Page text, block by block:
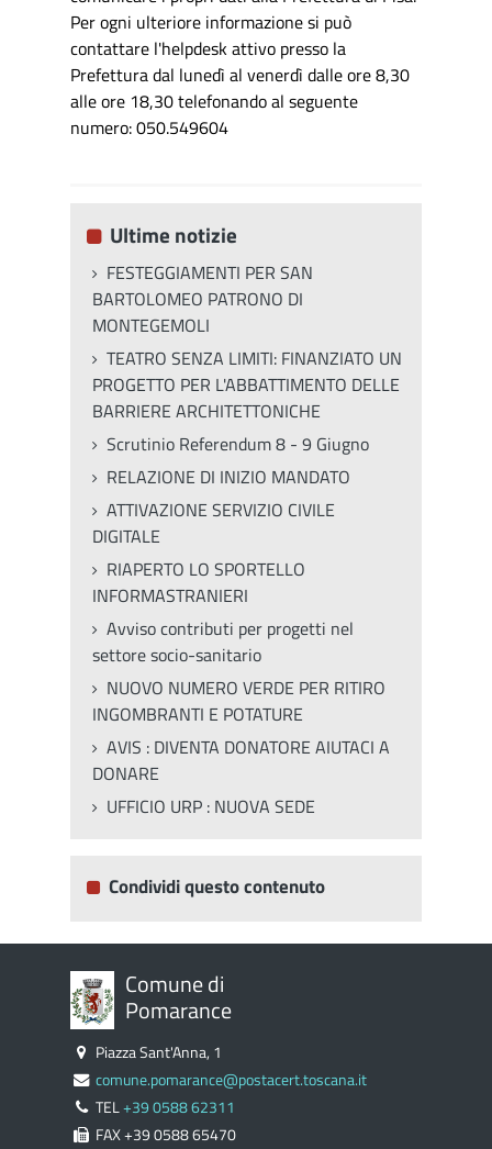
Per ogni ulteriore informazione si può
contattare l'helpdesk attivo presso la
Prefettura dal lunedì al venerdì dalle ore 8,30
alle ore 18,30 telefonando al seguente
numero: 050.549604
Ultime notizie
FESTEGGIAMENTI PER SAN
BARTOLOMEO PATRONO DI
MONTEGEMOLI
TEATRO SENZA LIMITI: FINANZIATO UN
PROGETTO PER L'ABBATTIMENTO DELLE
BARRIERE ARCHITETTONICHE
Scrutinio Referendum 8 - 9 Giugno
RELAZIONE DI INIZIO MANDATO
ATTIVAZIONE SERVIZIO CIVILE
DIGITALE
RIAPERTO LO SPORTELLO
INFORMASTRANIERI
Avviso contributi per progetti nel
settore socio-sanitario
NUOVO NUMERO VERDE PER RITIRO
INGOMBRANTI E POTATURE
AVIS : DIVENTA DONATORE AIUTACI A
DONARE
UFFICIO URP : NUOVA SEDE
Condividi questo contenuto
Comune di
Pomarance
Piazza Sant'Anna, 1
comune.pomarance@postacert.toscana.it
TEL+39 0588 62311
FAX +39 0588 65470